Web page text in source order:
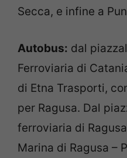
Secca, e infine a
Autobus: dal
Ferroviaria di
di Etna Trasporti,
per Ragusa. Dal
ferroviaria di
Marina di Ragusa –